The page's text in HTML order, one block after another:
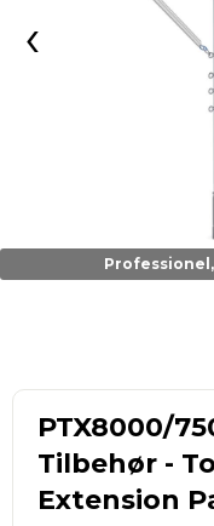
‹
PTX8000/
Tilbehør -
Extension